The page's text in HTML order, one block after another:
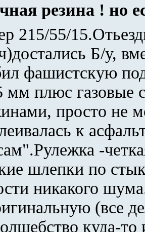
резина ! но
215/55/
Б/у,
фашистскую
мм плюс газовые
просто не
к
-
шлепки по
никакого
(все
куда-то